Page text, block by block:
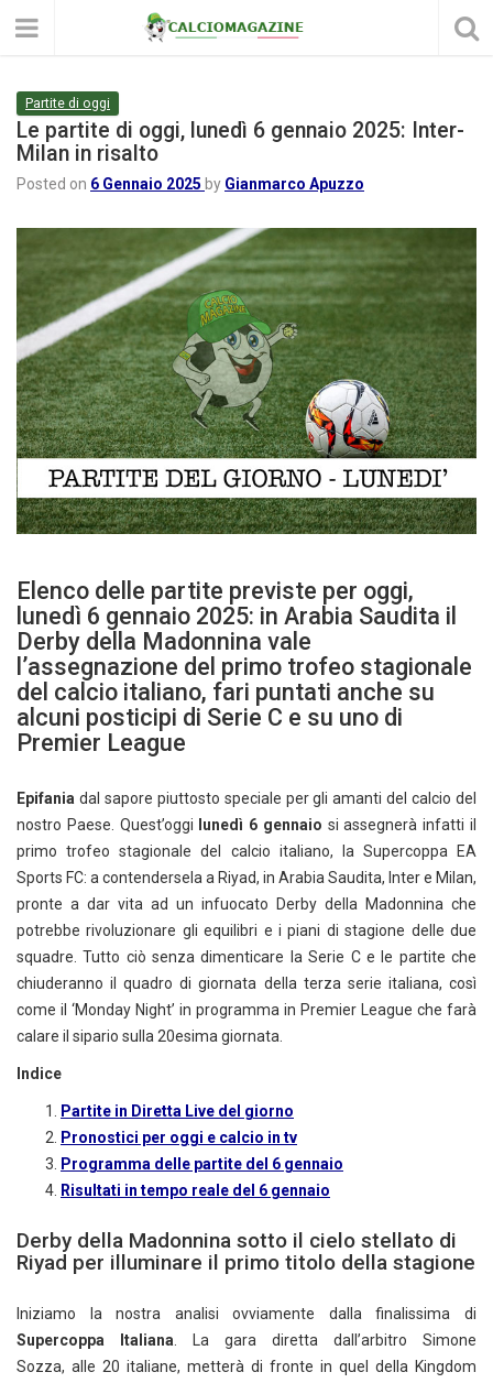
Partite di oggi
Le partite di oggi, lunedì 6 gennaio 2025: Inter-
Milan in risalto
Posted on 6 Gennaio 2025 by Gianmarco Apuzzo
Elenco delle partite previste per oggi,
lunedì 6 gennaio 2025: in Arabia Saudita il
Derby della Madonnina vale
l’assegnazione del primo trofeo stagionale
del calcio italiano, fari puntati anche su
alcuni posticipi di Serie C e su uno di
Premier League
Epifania dal sapore piuttosto speciale per gli amanti del calcio del
nostro Paese. Quest’oggi
lunedì 6 gennaio si assegnerà infatti il
primo trofeo stagionale del calcio italiano, la Supercoppa EA
Sports FC: a contendersela a Riyad, in Arabia Saudita, Inter e Milan,
pronte a dar vita ad un infuocato Derby della Madonnina che
potrebbe rivoluzionare gli equilibri e i piani di stagione delle due
squadre. Tutto ciò senza dimenticare la Serie C e le partite che
chiuderanno il quadro di giornata della terza serie italiana, così
come il ‘Monday Night’ in programma in Premier League che farà
calare il sipario sulla 20esima giornata.
Indice
Partite in Diretta Live del giorno
Pronostici per oggi e calcio in tv
Programma delle partite del 6 gennaio
Risultati in tempo reale del 6 gennaio
Derby della Madonnina sotto il cielo stellato di
Riyad per illuminare il primo titolo della stagione
Iniziamo la nostra analisi ovviamente dalla finalissima di
Supercoppa Italiana. La gara diretta dall’arbitro Simone
Sozza, alle 20 italiane, metterà di fronte in quel della Kingdom